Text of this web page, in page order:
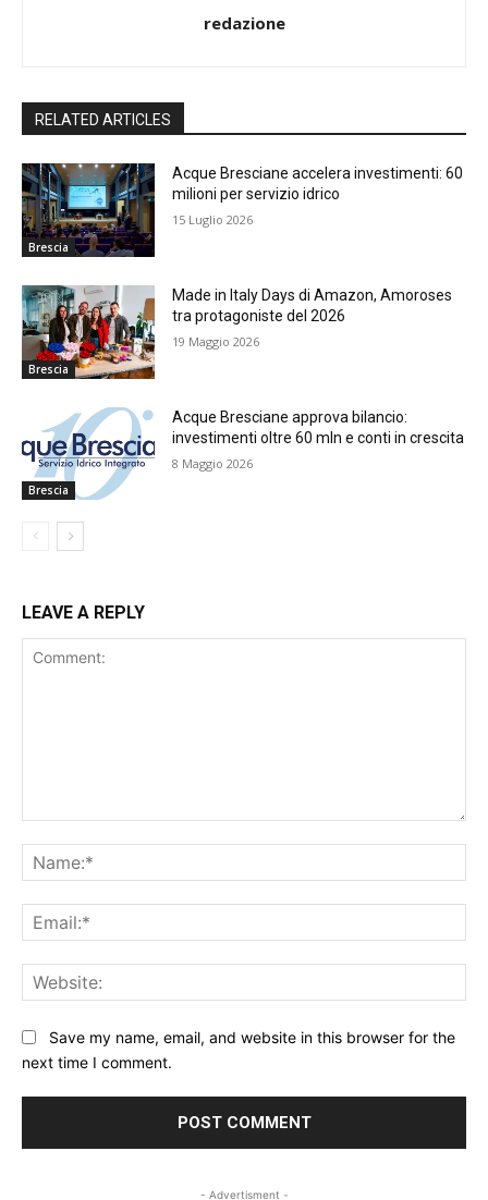
redazione
RELATED ARTICLES
Brescia
Acque Bresciane accelera investimenti: 60
milioni per servizio idrico
15 Luglio 2026
Brescia
Made in Italy Days di Amazon, Amoroses
tra protagoniste del 2026
19 Maggio 2026
Brescia
Acque Bresciane approva bilancio:
investimenti oltre 60 mln e conti in crescita
8 Maggio 2026
LEAVE A REPLY
Save my name, email, and website in this browser for the
next time I comment.
- Advertisment -